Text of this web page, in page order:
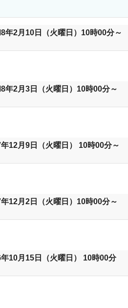
年2月10日（火曜日）10時00分～
年2月3日（火曜日）10時00分～
12月9日（火曜日） 10時00分～
12月2日（火曜日）10時00分～
10月15日（火曜日） 10時00分